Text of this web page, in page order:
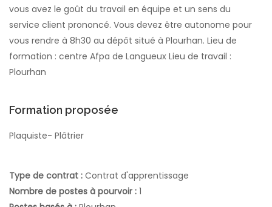
vous avez le goût du travail en équipe et un sens du
service client prononcé. Vous devez être autonome pour
vous rendre à 8h30 au dépôt situé à Plourhan. Lieu de
formation : centre Afpa de Langueux Lieu de travail :
Plourhan
Formation proposée
Plaquiste- Plâtrier
Type de contrat : Contrat d'apprentissage
Nombre de postes à pourvoir : 1